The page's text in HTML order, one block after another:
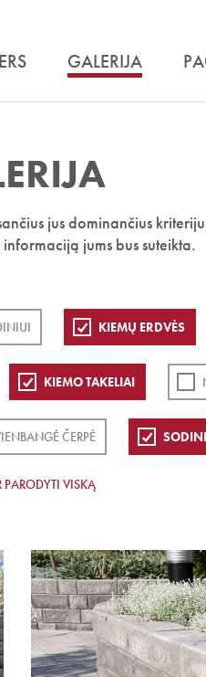
GALERIJA
jus dominančius
jums bus suteikta.
KIEMŲ ERDVĖS
KIEMO TAKELIAI
ČERPĖ
PARODYTI VISKĄ